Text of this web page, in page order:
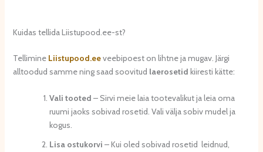
Kuidas tellida Liistupood.ee-st?
Tellimine Liistupood.eeveebipoest on lihtne ja mugav. Järgi
alltoodud samme ning saad soovitud laerosetid kiiresti kätte:
Vali tooted – Sirvi meie laia tootevalikut ja leia oma
ruumi jaoks sobivad rosetid. Vali välja sobiv mudel ja
kogus.
Lisa ostukorvi – Kui oled sobivad rosetid leidnud,